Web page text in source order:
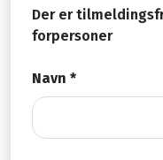
Der er
forpersoner
Navn *